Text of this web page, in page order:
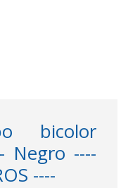
bicolor
Negro ----
----